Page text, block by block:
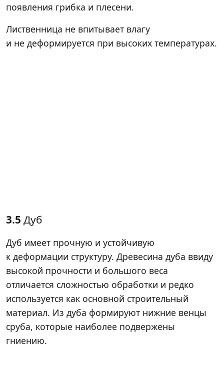
появления грибка и плесени.
Лиственница не впитывает влагу
и не деформируется при высоких температурах.
3.5 Дуб
Дуб имеет прочную и устойчивую
к деформации структуру. Древесина дуба ввиду
высокой прочности и большого веса
отличается сложностью обработки и редко
используется как основной строительный
материал. Из дуба формируют нижние венцы
сруба, которые наиболее подвержены
гниению.